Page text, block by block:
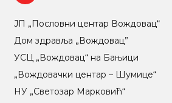
ЈП „Пословни центар Вождовац“
Дом здравља „Вождовац”
УСЦ „Вождовац“ на Бањици
„Вождовачки центар – Шумице“
НУ „Светозар Марковић“